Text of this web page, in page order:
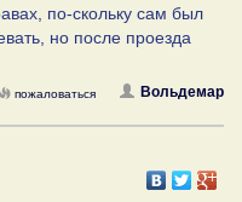
по-скольку сам был
но после проезда
Вольдемар
пожаловаться